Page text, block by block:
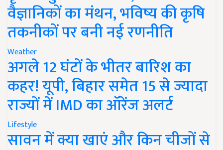
वैज्ञानिकों का मंथन, भविष्य की कृषि
तकनीकों पर बनी नई रणनीति
Weather
अगले 12 घंटों के भीतर बारिश का
कहर! यूपी, बिहार समेत 15 से ज्यादा
राज्यों में IMD का ऑरेंज अलर्ट
Lifestyle
सावन में क्या खाएं और किन चीजों से